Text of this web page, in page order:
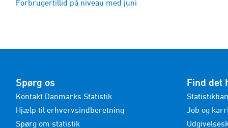
Forbrugertillid på niveau med juni
Spørg os
Kontakt Danmarks Statistik
Hjælp til erhvervsindberetning
Spørg om statistik
Find det
Job og